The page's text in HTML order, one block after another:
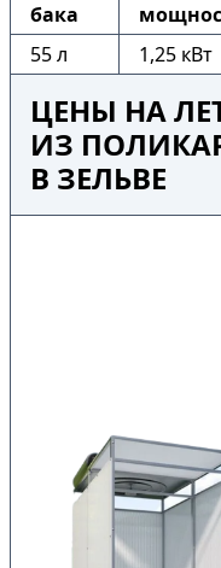
бака
55 л 1,25 кВт
ЦЕНЫ НА
ИЗ
В ЗЕЛЬВЕ